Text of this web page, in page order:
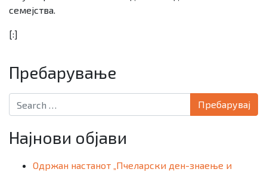
семејства.
[:]
Пребарување
Search for:
Најнови објави
Одржан настанот „Пчеларски ден-знаење и